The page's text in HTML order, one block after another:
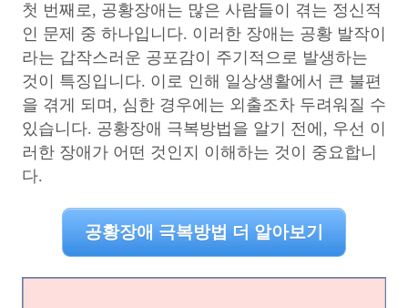
첫 번째로, 공황장애는 많은 사람들이 겪는 정신적
인 문제 중 하나입니다. 이러한 장애는 공황 발작이
라는 갑작스러운 공포감이 주기적으로 발생하는
것이 특징입니다. 이로 인해 일상생활에서 큰 불편
을 겪게 되며, 심한 경우에는 외출조차 두려워질 수
있습니다. 공황장애 극복방법을 알기 전에, 우선 이
러한 장애가 어떤 것인지 이해하는 것이 중요합니
다.
공황장애 극복방법 더 알아보기